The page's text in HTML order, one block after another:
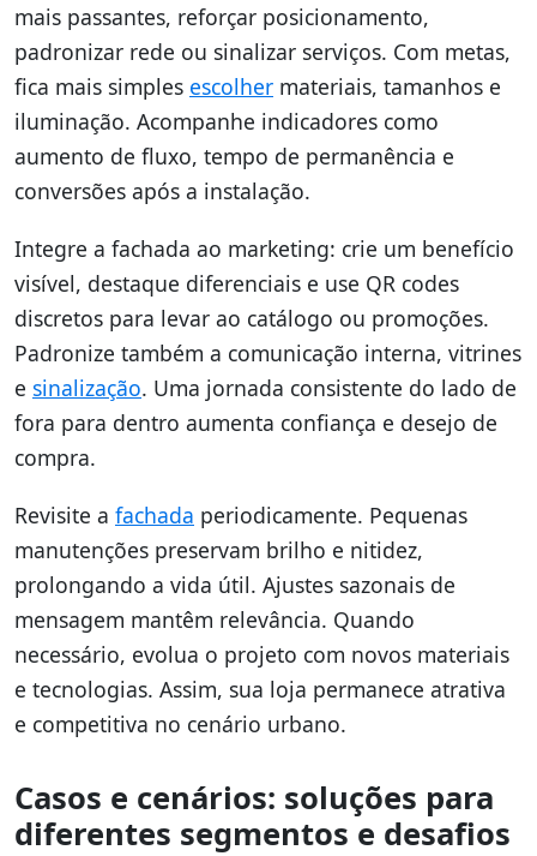
mais passantes, reforçar posicionamento,
padronizar rede ou sinalizar serviços. Com metas,
fica mais simples escolher materiais, tamanhos e
iluminação. Acompanhe indicadores como
aumento de fluxo, tempo de permanência e
conversões após a instalação.
Integre a fachada ao marketing: crie um benefício
visível, destaque diferenciais e use QR codes
discretos para levar ao catálogo ou promoções.
Padronize também a comunicação interna, vitrines
e sinalização. Uma jornada consistente do lado de
fora para dentro aumenta confiança e desejo de
compra.
Revisite a fachada periodicamente. Pequenas
manutenções preservam brilho e nitidez,
prolongando a vida útil. Ajustes sazonais de
mensagem mantêm relevância. Quando
necessário, evolua o projeto com novos materiais
e tecnologias. Assim, sua loja permanece atrativa
e competitiva no cenário urbano.
Casos e cenários: soluções para
diferentes segmentos e desafios